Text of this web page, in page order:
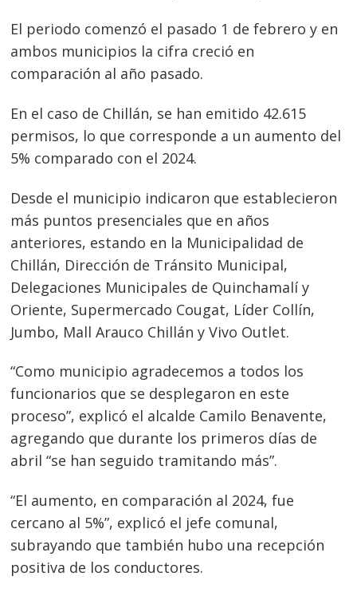
El periodo comenzó el pasado 1 de febrero y en
ambos municipios la cifra creció en
comparación al año pasado.
En el caso de Chillán, se han emitido 42.615
permisos, lo que corresponde a un aumento del
5% comparado con el 2024.
Desde el municipio indicaron que establecieron
más puntos presenciales que en años
anteriores, estando en la Municipalidad de
Chillán, Dirección de Tránsito Municipal,
Delegaciones Municipales de Quinchamalí y
Oriente, Supermercado Cougat, Líder Collín,
Jumbo, Mall Arauco Chillán y Vivo Outlet.
“Como municipio agradecemos a todos los
funcionarios que se desplegaron en este
proceso”, explicó el alcalde Camilo Benavente,
agregando que durante los primeros días de
abril “se han seguido tramitando más”.
“El aumento, en comparación al 2024, fue
cercano al 5%”, explicó el jefe comunal,
subrayando que también hubo una recepción
positiva de los conductores.